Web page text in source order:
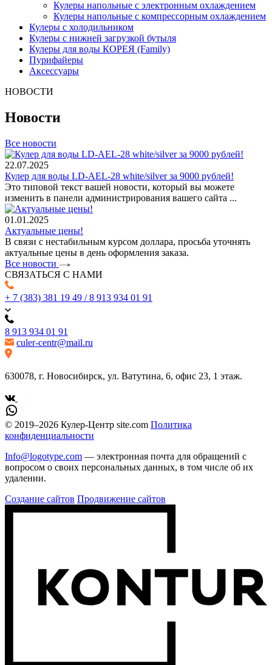
Кулеры напольные с электронным охлаждением
Кулеры напольные с компрессорным охлаждением
Кулеры с холодильником
Кулеры с нижней загрузкой бутыля
Кулеры для воды КОРЕЯ (Family)
Пурифайеры
Аксессуары
НОВОСТИ
Новости
Все новости
22.07.2025
Кулер для воды LD-AEL-28 white/silver за 9000 рублей!
Это типовой текст вашей новости, который вы можете
изменить в панели администрирования вашего сайта ...
01.01.2025
Актуальные цены!
В связи с нестабильным курсом доллара, просьба уточнять
актуальные цены в день оформления заказа.
Все новости
СВЯЗАТЬСЯ С НАМИ
+ 7 (383) 381 19 49 / 8 913 934 01 91
8 913 934 01 91
culer-centr@mail.ru
630078, г. Новосибирск, ул. Ватутина, 6, офис 23, 1 этаж.
© 2019–2026 Кулер-Центр site.com Политика
конфиденциальности
Info@logotype.com — электронная почта для обращений с
вопросом о своих персональных данных, в том числе об их
удалении.
Создание сайтов Продвижение сайтов